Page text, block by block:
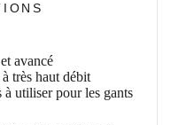
avancé
très haut débit
à utiliser pour les gants